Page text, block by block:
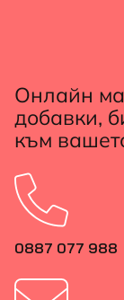
Онлайн
добавки,
към
0887 077 988